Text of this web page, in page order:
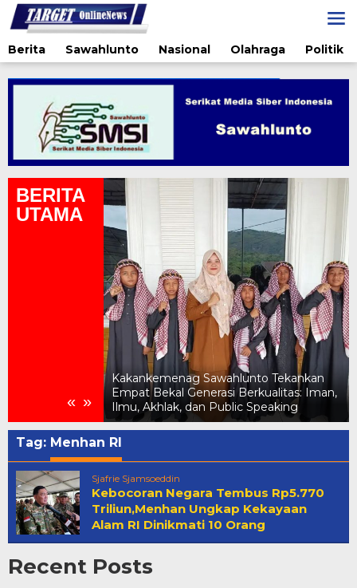
Lewati
ke
konten
Berita
Sawahlunto Nasional Olahraga Politik
BERITA
UTAMA
« »
Kakankemenag Sawahlunto Tekankan
Empat Bekal Generasi Berkualitas: Iman,
Ilmu, Akhlak, dan Public Speaking
Tag: Menhan RI
Sjafrie Sjamsoeddin
Kebocoran Negara Tembus Rp5.770
Triliun,Menhan Ungkap Kekayaan
Alam RI Dinikmati 10 Orang
Recent Posts